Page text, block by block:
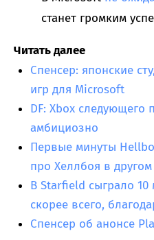
станет громким
Читать далее
Спенсер: японские
игр для Microsoft
DF: Xbox следующего
амбициозно
Первые минуты
про Хеллбоя в
В Starfield сыграло
скорее всего,
Спенсер об анонсе